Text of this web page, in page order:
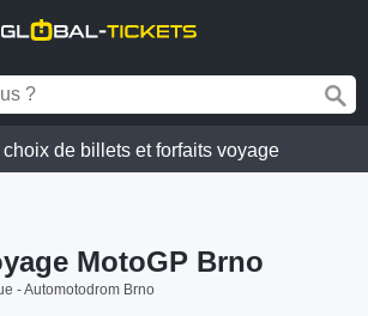
choix de billets et forfaits voyage
MotoGP Brno
- Automotodrom Brno